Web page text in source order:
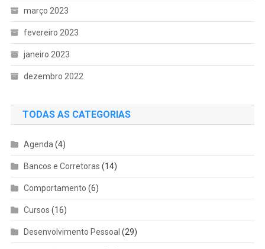
março 2023
fevereiro 2023
janeiro 2023
dezembro 2022
TODAS AS CATEGORIAS
Agenda (4)
Bancos e Corretoras (14)
Comportamento (6)
Cursos (16)
Desenvolvimento Pessoal (29)